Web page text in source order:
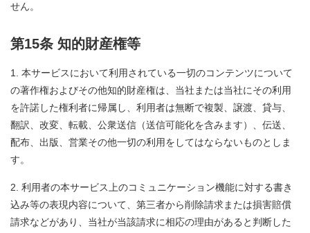
せん。
第15条 知的財産権等
本サービスにおいて利用されている一切のコンテンツについて
の著作権およびその他知的財産権は、当社または当社にその利用
を許諾した権利者に帰属し、利用者は無断で複製、譲渡、貸与、
翻訳、改変、転載、公衆送信（送信可能化を含みます）、伝送、
配布、出版、営業その他一切の利用をしてはならないものとしま
す。
利用者の本サービス上のコミュニケーション機能に対する書き
込み等の表現内容について、第三者から削除請求または損害賠償
請求などがあり、当社が当該請求に相応の理由があると判断した